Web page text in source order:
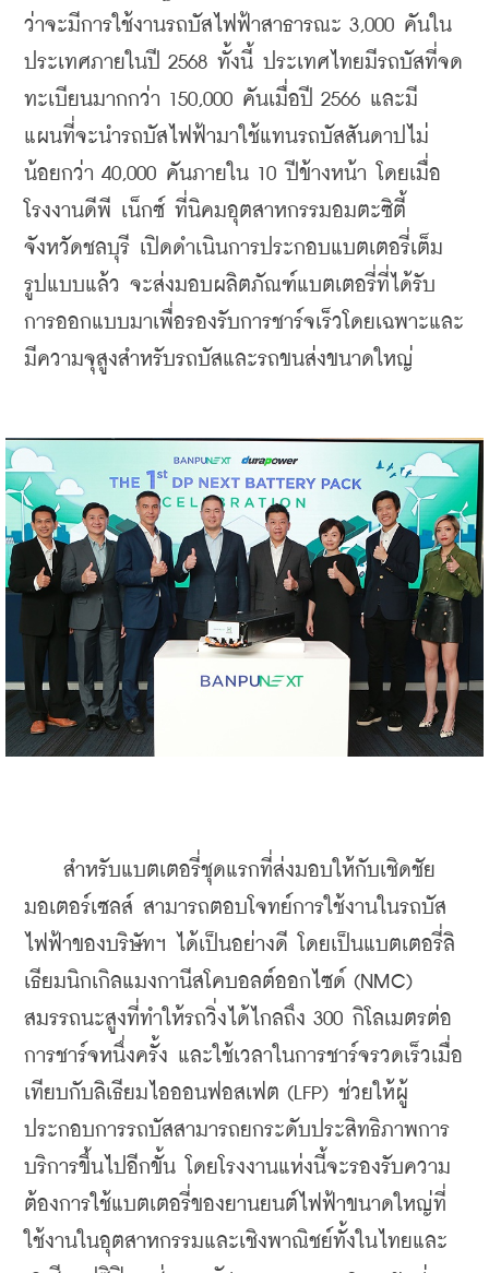
ว่าจะมีการใช้งานรถบัสไฟฟ้าสาธารณะ 3,000 คันใน
ประเทศภายในปี 2568 ทั้งนี้ ประเทศไทยมีรถบัสที่จด
ทะเบียนมากกว่า 150,000 คันเมื่อปี 2566 และมี
แผนที่จะนำรถบัสไฟฟ้ามาใช้แทนรถบัสสันดาปไม่
น้อยกว่า 40,000 คันภายใน 10 ปีข้างหน้า โดยเมื่อ
โรงงานดีพี เน็กซ์ ที่นิคมอุตสาหกรรมอมตะซิตี้
จังหวัดชลบุรี เปิดดำเนินการประกอบแบตเตอรี่เต็ม
รูปแบบแล้ว จะส่งมอบผลิตภัณฑ์แบตเตอรี่ที่ได้รับ
การออกแบบมาเพื่อรองรับการชาร์จเร็วโดยเฉพาะและ
มีความจุสูงสำหรับรถบัสและรถขนส่งขนาดใหญ่
สำหรับแบตเตอรี่ชุดแรกที่ส่งมอบให้กับเชิดชัย
มอเตอร์เซลส์ สามารถตอบโจทย์การใช้งานในรถบัส
ไฟฟ้าของบริษัทฯ ได้เป็นอย่างดี โดยเป็นแบตเตอรี่ลิ
เธียมนิกเกิลแมงกานีสโคบอลต์ออกไซด์ (NMC)
สมรรถนะสูงที่ทำให้รถวิ่งได้ไกลถึง 300 กิโลเมตรต่อ
การชาร์จหนึ่งครั้ง และใช้เวลาในการชาร์จรวดเร็วเมื่อ
เทียบกับลิเธียมไอออนฟอสเฟต (LFP) ช่วยให้ผู้
ประกอบการรถบัสสามารถยกระดับประสิทธิภาพการ
บริการขึ้นไปอีกขั้น โดยโรงงานแห่งนี้จะรองรับความ
ต้องการใช้แบตเตอรี่ของยานยนต์ไฟฟ้าขนาดใหญ่ที่
ใช้งานในอุตสาหกรรมและเชิงพาณิชย์ทั้งในไทยและ